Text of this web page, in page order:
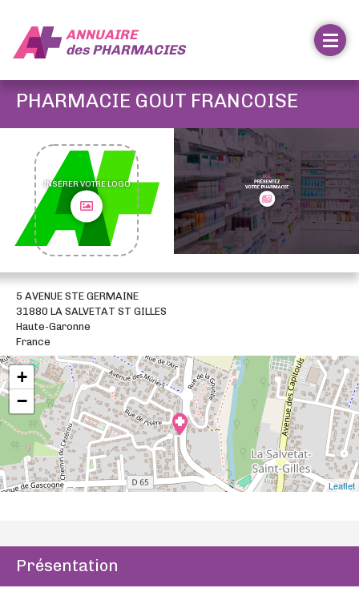
ANNUAIRE
desPHARMACIES
PHARMACIE GOUT FRANCOISE
INSÉRER VOTRE LOGO
5 AVENUE STE GERMAINE
31880 LA SALVETAT ST GILLES
Haute-Garonne
France
+
−
Leaflet
Présentation